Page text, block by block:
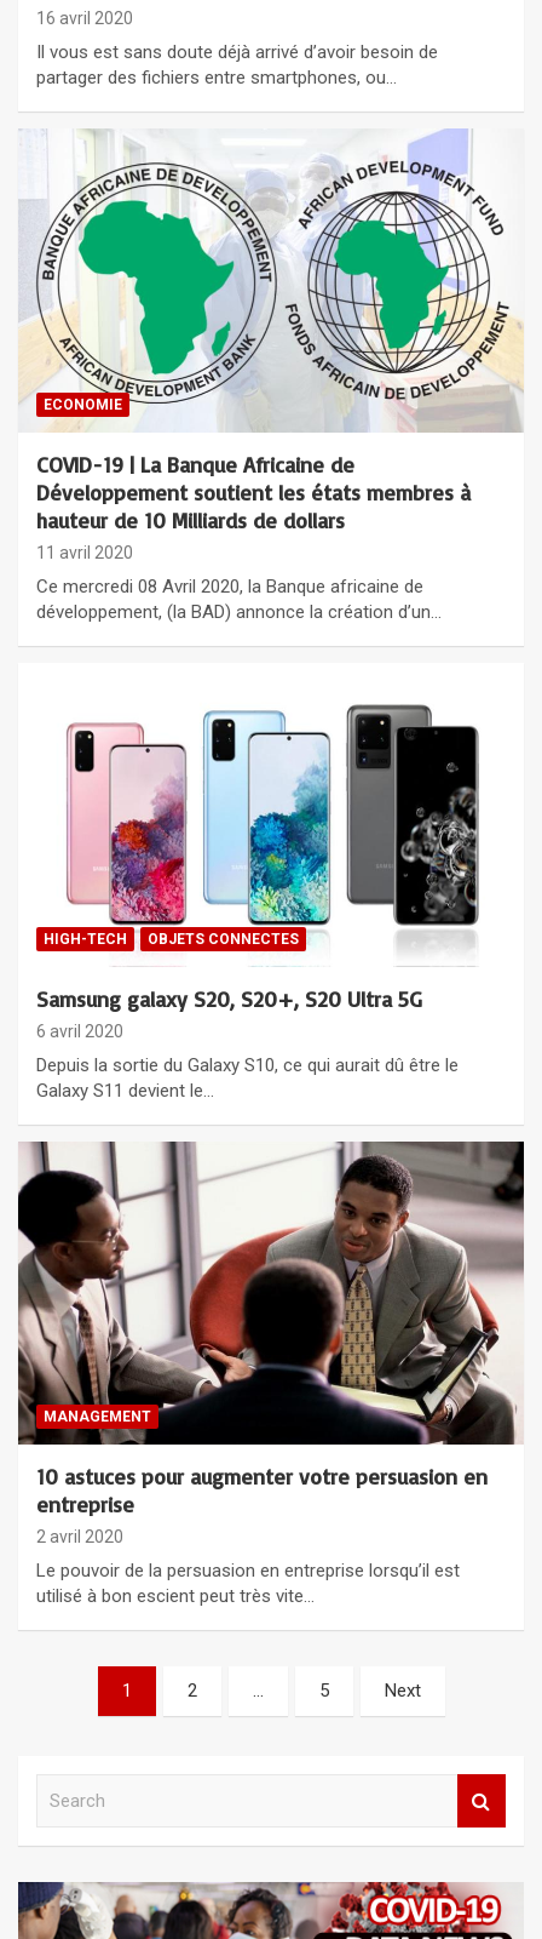
16 avril 2020
Il vous est sans doute déjà arrivé d’avoir besoin de
partager des fichiers entre smartphones, ou…
ECONOMIE
COVID-19 | La Banque Africaine de
Développement soutient les états membres à
hauteur de 10 Milliards de dollars
11 avril 2020
Ce mercredi 08 Avril 2020, la Banque africaine de
développement, (la BAD) annonce la création d’un…
HIGH-TECH OBJETS CONNECTES
Samsung galaxy S20, S20+, S20 Ultra 5G
6 avril 2020
Depuis la sortie du Galaxy S10, ce qui aurait dû être le
Galaxy S11 devient le…
MANAGEMENT
10 astuces pour augmenter votre persuasion en
entreprise
2 avril 2020
Le pouvoir de la persuasion en entreprise lorsqu’il est
utilisé à bon escient peut très vite…
Navigation
1 2 … 5 Next
c
h
A
d